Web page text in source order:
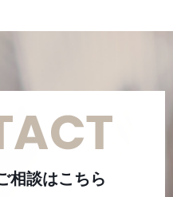
相談はこちら